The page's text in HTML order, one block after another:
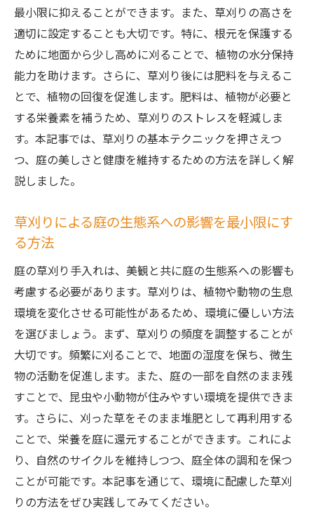
最小限に抑えることができます。また、草刈りの高さを
適切に設定することも大切です。特に、根元を保護する
ために地面から少し高めに刈ることで、植物の水分保持
能力を助けます。さらに、草刈り後には肥料を与えるこ
とで、植物の回復を促進します。肥料は、植物が必要と
する栄養素を補うため、草刈りのストレスを軽減しま
す。本記事では、草刈りの基本テクニックを押さえつ
つ、庭の美しさと健康を維持するための方法を詳しく解
説しました。
草刈りによる庭の生態系への影響を最小限にす
る方法
庭の草刈り手入れは、美観と共に庭の生態系への影響も
考慮する必要があります。草刈りは、植物や動物の生息
環境を変化させる可能性があるため、環境に優しい方法
を選びましょう。まず、草刈りの頻度を調整することが
大切です。頻繁に刈ることで、地面の湿度を保ち、微生
物の活動を促進します。また、庭の一部を自然のまま残
すことで、昆虫や小動物が住みやすい環境を提供できま
す。さらに、刈った草をそのまま堆肥として再利用する
ことで、栄養を庭に還元することができます。これによ
り、自然のサイクルを維持しつつ、庭全体の調和を保つ
ことが可能です。本記事を通じて、環境に配慮した草刈
りの方法をぜひ実践してみてください。